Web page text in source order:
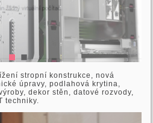
stropní konstrukce, nová
úpravy, podlahová krytina,
dekor stěn, datové rozvody,
techniky.